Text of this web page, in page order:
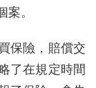
。
保險，賠償交
了在規定時間